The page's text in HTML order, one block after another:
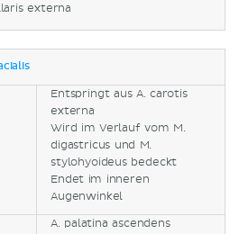
externa
Entspringt aus A. carotis
externa
Wird im Verlauf vom M.
digastricus und M.
stylohyoideus bedeckt
Endet im inneren
Augenwinkel
A. palatina ascendens